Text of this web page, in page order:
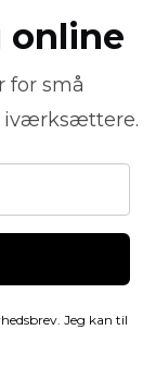
online
for små
iværksættere.
Jeg kan til